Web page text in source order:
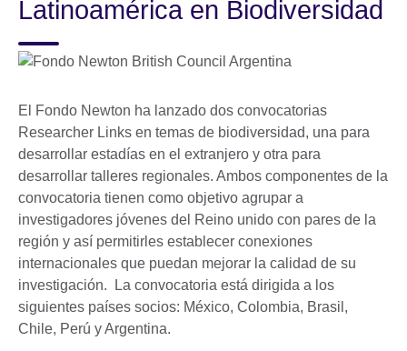
Latinoamérica en Biodiversidad
El Fondo Newton ha lanzado dos convocatorias
Researcher Links en temas de biodiversidad, una para
desarrollar estadías en el extranjero y otra para
desarrollar talleres regionales. Ambos componentes de la
convocatoria tienen como objetivo agrupar a
investigadores jóvenes del Reino unido con pares de la
región y así permitirles establecer conexiones
internacionales que puedan mejorar la calidad de su
investigación. La convocatoria está dirigida a los
siguientes países socios: México, Colombia, Brasil,
Chile, Perú y Argentina.